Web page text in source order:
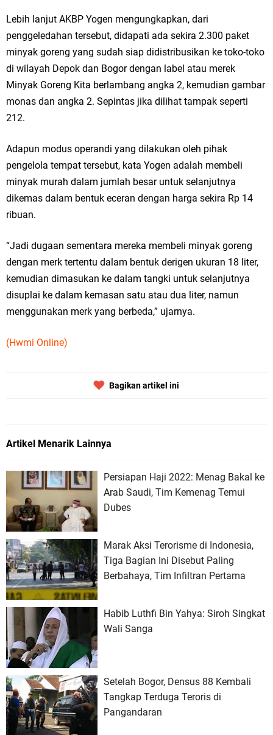
Lebih lanjut AKBP Yogen mengungkapkan, dari
penggeledahan tersebut, didapati ada sekira 2.300 paket
minyak goreng yang sudah siap didistribusikan ke toko-toko
di wilayah Depok dan Bogor dengan label atau merek
Minyak Goreng Kita berlambang angka 2, kemudian gambar
monas dan angka 2. Sepintas jika dilihat tampak seperti
212.
Adapun modus operandi yang dilakukan oleh pihak
pengelola tempat tersebut, kata Yogen adalah membeli
minyak murah dalam jumlah besar untuk selanjutnya
dikemas dalam bentuk eceran dengan harga sekira Rp 14
ribuan.
“Jadi dugaan sementara mereka membeli minyak goreng
dengan merk tertentu dalam bentuk derigen ukuran 18 liter,
kemudian dimasukan ke dalam tangki untuk selanjutnya
disuplai ke dalam kemasan satu atau dua liter, namun
menggunakan merk yang berbeda,” ujarnya.
(Hwmi Online)
Bagikan artikel ini
Artikel Menarik Lainnya
Persiapan Haji 2022: Menag Bakal ke
Arab Saudi, Tim Kemenag Temui
Dubes
Marak Aksi Terorisme di Indonesia,
Tiga Bagian Ini Disebut Paling
Berbahaya, Tim Infiltran Pertama
Habib Luthfi Bin Yahya: Siroh Singkat
Wali Sanga
Setelah Bogor, Densus 88 Kembali
Tangkap Terduga Teroris di
Pangandaran